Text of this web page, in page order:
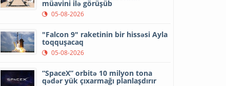
müavini ilə görüşüb
05-08-2026
"Falcon 9" raketinin bir hissəsi Ayla
toqquşacaq
05-08-2026
“SpaceX” orbitə 10 milyon tona
qədər yük çıxarmağı planlaşdırır